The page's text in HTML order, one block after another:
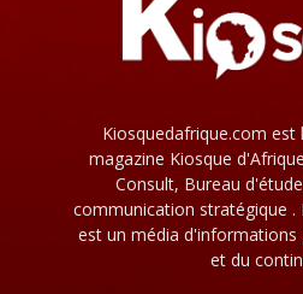
Kiosquedafrique.com est
magazine Kiosque
Consult, Bureau
communication stratégique .
est un média d'informations
et du